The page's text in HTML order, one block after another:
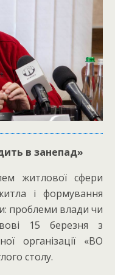
в занепад»
житлової сфери
і формування
проблеми влади чи
15 березня з
організації «ВО
столу.